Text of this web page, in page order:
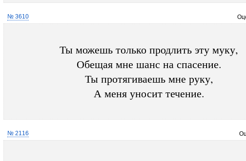
№ 3610
Ты можешь только продлить эту муку,
Обещая мне шанс на спасение.
Ты протягиваешь мне руку,
А меня уносит течение.
№ 2116